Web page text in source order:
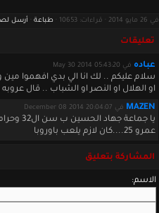
في 26 مايو 2014 · قراءات: 10653 · طباعة أرسل
تعليقات
عباده في May 30 2014 05:43:20
سلام عليكم .. لك انا الي بدي افهموا مين
او الهلال او النصر او الشباب .. قال
MAZEN في December 08 2014 20:04:07
يا
عمرو 25....كان لازم يلعب باوروبا
المشاركة بتعليق
الاسم: